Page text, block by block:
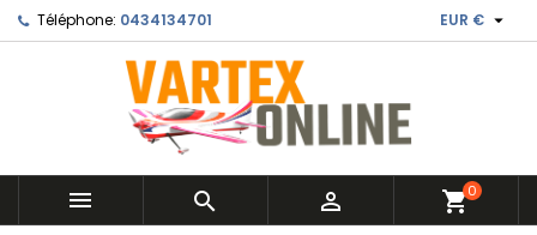
Téléphone: 0434134701 EUR € 
   shopping_cart0